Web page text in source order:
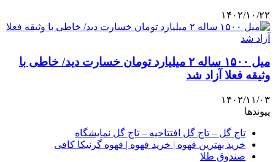
۱۴۰۲/۱۰/۲۲
میل ۱۵۰۰ ساله ۲ میلیارد تومان خسارت دید/ خاطی با
وثیقه فعلا آزاد شد
۱۴۰۲/۱۱/۰۳
پیوندها
تاج گل – تاج گل افتتاحیه – تاج گل نمایشگاه
خرید بهترین قهوه | خرید قهوه | قهوه گرنیکا کافی
صندوق طلا